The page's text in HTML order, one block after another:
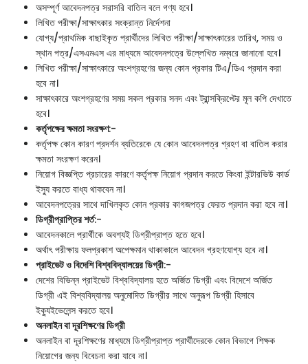
অসম্পূর্ণ আবেদনপত্র সরাসরি বাতিল বলে গণ্য হবে।
লিখিত পরীক্ষা/সাক্ষাৎকার সংক্রান্ত নির্দেশনা
যোগ্য/প্রাথমিক বাছাইকৃত প্রার্থীদের লিখিত পরীক্ষা/সাক্ষাৎকারের তারিখ, সময় ও
স্থান পত্র/এসএমএস এর মাধ্যমে আবেদনপত্রে উল্লেখিত নম্বরে জানানো হবে।
লিখিত পরীক্ষা/সাক্ষাৎকারে অংশগ্রহণের জন্য কোন প্রকার টিএ/ডিএ প্রদান করা
হবে না।
সাক্ষাৎকারে অংশগ্রহণের সময় সকল প্রকার সনদ এবং ট্রান্সক্রিপ্টের মূল কপি দেখাতে
হবে।
কর্তৃপক্ষের ক্ষমতা সংরক্ষণ:-
কর্তৃপক্ষ কোন কারণ প্রদর্শন ব্যতিরেকে যে কোন আবেদনপত্র গ্রহণ বা বাতিল করার
ক্ষমতা সংরক্ষণ করেন।
নিয়োগ বিজ্ঞপ্তি প্রচারের কারণে কর্তৃপক্ষ নিয়োগ প্রদান করতে কিংবা ইন্টারভিউ কার্ড
ইস্যু করতে বাধ্য থাকবেন না।
আবেদনপত্রের সাথে দাখিলকৃত কোন প্রকার কাগজপত্র ফেরত প্রদান করা হবে না।
ডিগ্রীপ্রাপ্তির শর্ত:-
আবেদনকালে প্রার্থীকে অবশ্যই ডিগ্রীপ্রাপ্ত হতে হবে।
অর্থাৎ পরীক্ষায় ফলপ্রকাশ অপেক্ষমান থাকাকালে আবেদন গ্রহণযোগ্য হবে না।
প্রাইভেট ও বিদেশি বিশ্ববিদ্যালয়ের ডিগ্রী:-
দেশের বিভিন্ন প্রাইভেট বিশ্ববিদ্যালয় হতে অর্জিত ডিগ্রী এবং বিদেশে অর্জিত
ডিগ্রী এই বিশ্ববিদ্যালয় অনুমোদিত ডিগ্রীর সাথে অনুরূপ ডিগ্রী হিসাবে
ইক্যুইভেলেন্স করতে হবে।
অনলাইন বা দূরশিক্ষণের ডিগ্রী
অনলাইন বা দূরশিক্ষণের মাধ্যমে ডিগ্রীপ্রাপ্ত প্রার্থীদেরকে কোন বিভাগে শিক্ষক
নিয়োগের জন্য বিবেচনা করা যাবে না।